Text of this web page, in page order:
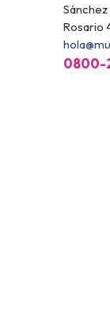
Sánchez
Rosario
0800-